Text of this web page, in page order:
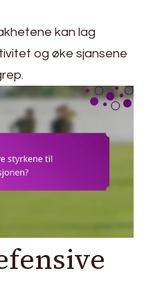
kan lag
og øke sjansene